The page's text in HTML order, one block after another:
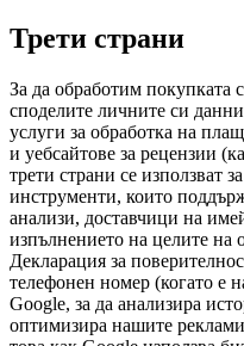
Трети страни
За да обработим покупката
споделите личните си
услуги за обработка на
и уебсайтове за рецензии
трети страни се използват
инструменти, които
анализи, доставчици на
изпълнението на целите на
Декларация за
телефонен номер (когато е
Google, за да анализира
оптимизира нашите